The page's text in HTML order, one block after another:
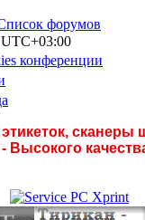
форумов
UTC+03:00
конференции
сканеры
Высокого